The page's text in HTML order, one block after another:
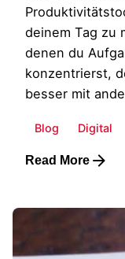
deinem Tag zu
denen du
konzentrierst,
besser mit
Blog Digital
Read More